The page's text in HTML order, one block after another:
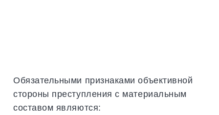
Обязательными признаками объективной
стороны преступления с материальным
составом являются: